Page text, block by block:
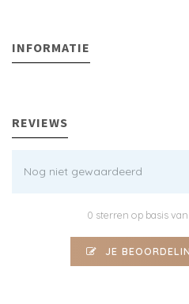
INFORMATIE
REVIEWS
Nog niet gewaardeerd
0 sterren op basis
JE